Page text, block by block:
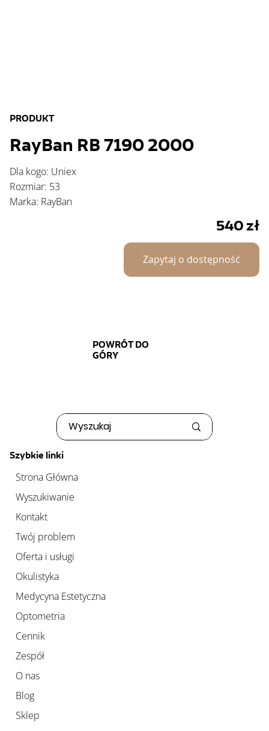
PRODUKT
RayBan RB 7190 2000
Dla kogo: Uniex
Rozmiar: 53
Marka: RayBan
540zł
Zapytaj o dostępność
Szybkie linki
Strona Główna
Wyszukiwanie
Kontakt
Twój problem
Oferta i usługi
Okulistyka
Medycyna Estetyczna
Optometria
Cennik
Zespół
O nas
Blog
Sklep
POWRÓT DO
GÓRY